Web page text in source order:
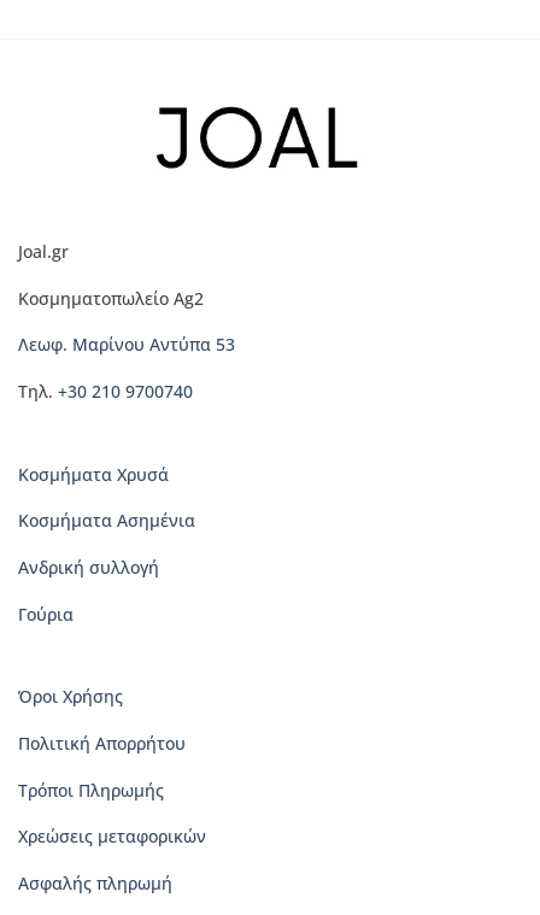
επιλεγούν
σελίδα
προϊόντος
Joal.gr
Κοσμηματοπωλείο Ag2
Λεωφ. Μαρίνου Αντύπα 53
Τηλ. +30 210 9700740
Κοσμήματα Χρυσά
Κοσμήματα Ασημένια
Ανδρική συλλογή
Γούρια
Όροι Χρήσης
Πολιτική Απορρήτου
Τρόποι Πληρωμής
Χρεώσεις μεταφορικών
Ασφαλής πληρωμή